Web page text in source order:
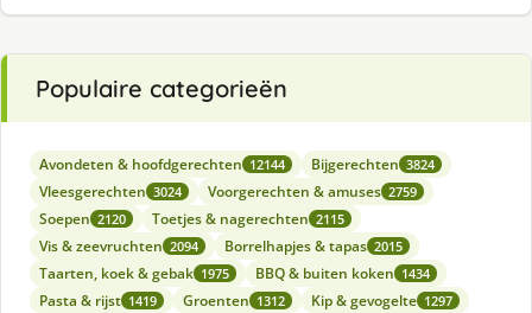
Populaire categorieën
Avondeten & hoofdgerechten 12144 Bijgerechten 3824
Vleesgerechten 3024 Voorgerechten & amuses 2759
Soepen 2120 Toetjes & nagerechten 2115
Vis & zeevruchten 2094 Borrelhapjes & tapas 2015
Taarten, koek & gebak 1975 BBQ & buiten koken 1434
Pasta & rijst 1419 Groenten 1312 Kip & gevogelte 1297